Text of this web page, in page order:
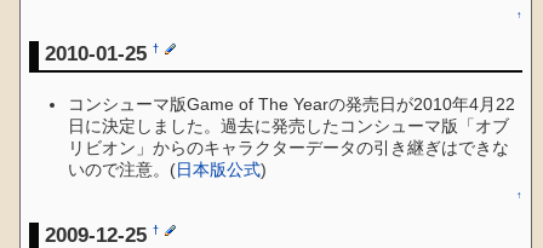
↑
2010-01-25†
コンシューマ版Game of The Yearの発売日が2010年4月22
日に決定しました。過去に発売したコンシューマ版「オブ
リビオン」からのキャラクターデータの引き継ぎはできな
いので注意。(日本版公式)
↑
2009-12-25†